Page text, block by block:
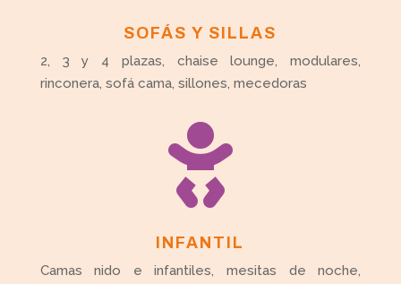
SOFÁS Y SILLAS
2, 3 y 4 plazas, chaise lounge, modulares,
rinconera, sofá cama, sillones, mecedoras

INFANTIL
Camas nido e infantiles, mesitas de noche,